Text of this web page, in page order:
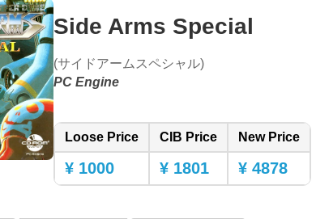
Side Arms Special
(サイドアームスペシャル)
PC Engine
Loose Price CIB Price New Price
¥ 1000 ¥ 1801 ¥ 4878